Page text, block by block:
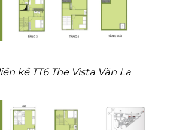
kề TT6 The Vista Văn La